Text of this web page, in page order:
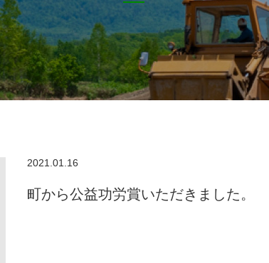
2021.01.16
町から公益功労賞いただきました。